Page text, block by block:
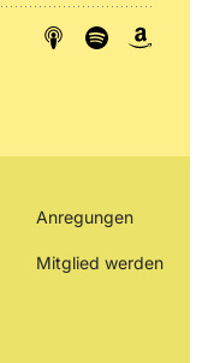
Anregungen
Mitglied werden